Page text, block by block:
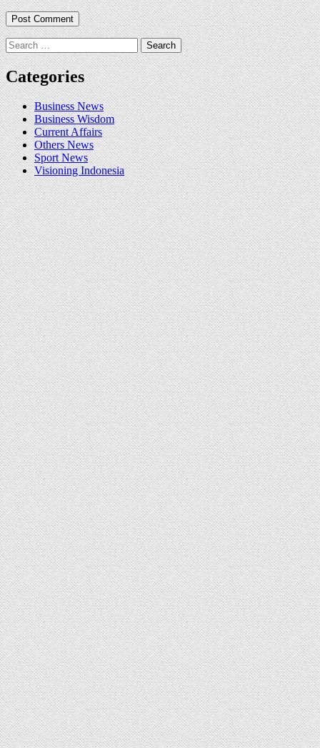
Search
for:
Categories
Business News
Business Wisdom
Current Affairs
Others News
Sport News
Visioning Indonesia
OM BOB Indonesia
Omong Dikit Tapi Nylekit
Anggaran Pendidikan Diselamatkan Putusan MK Soal MBG
Mengejutkan! | Ep. 2777